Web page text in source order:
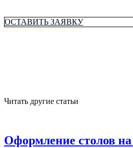
ОСТАВИТЬ ЗАЯВКУ
Читать другие статьи
Оформление столов на